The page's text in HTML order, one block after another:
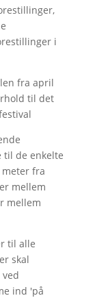
i
fra april
til det
til de enkelte
fra
mellem
mellem
til alle
skal
ind 'på